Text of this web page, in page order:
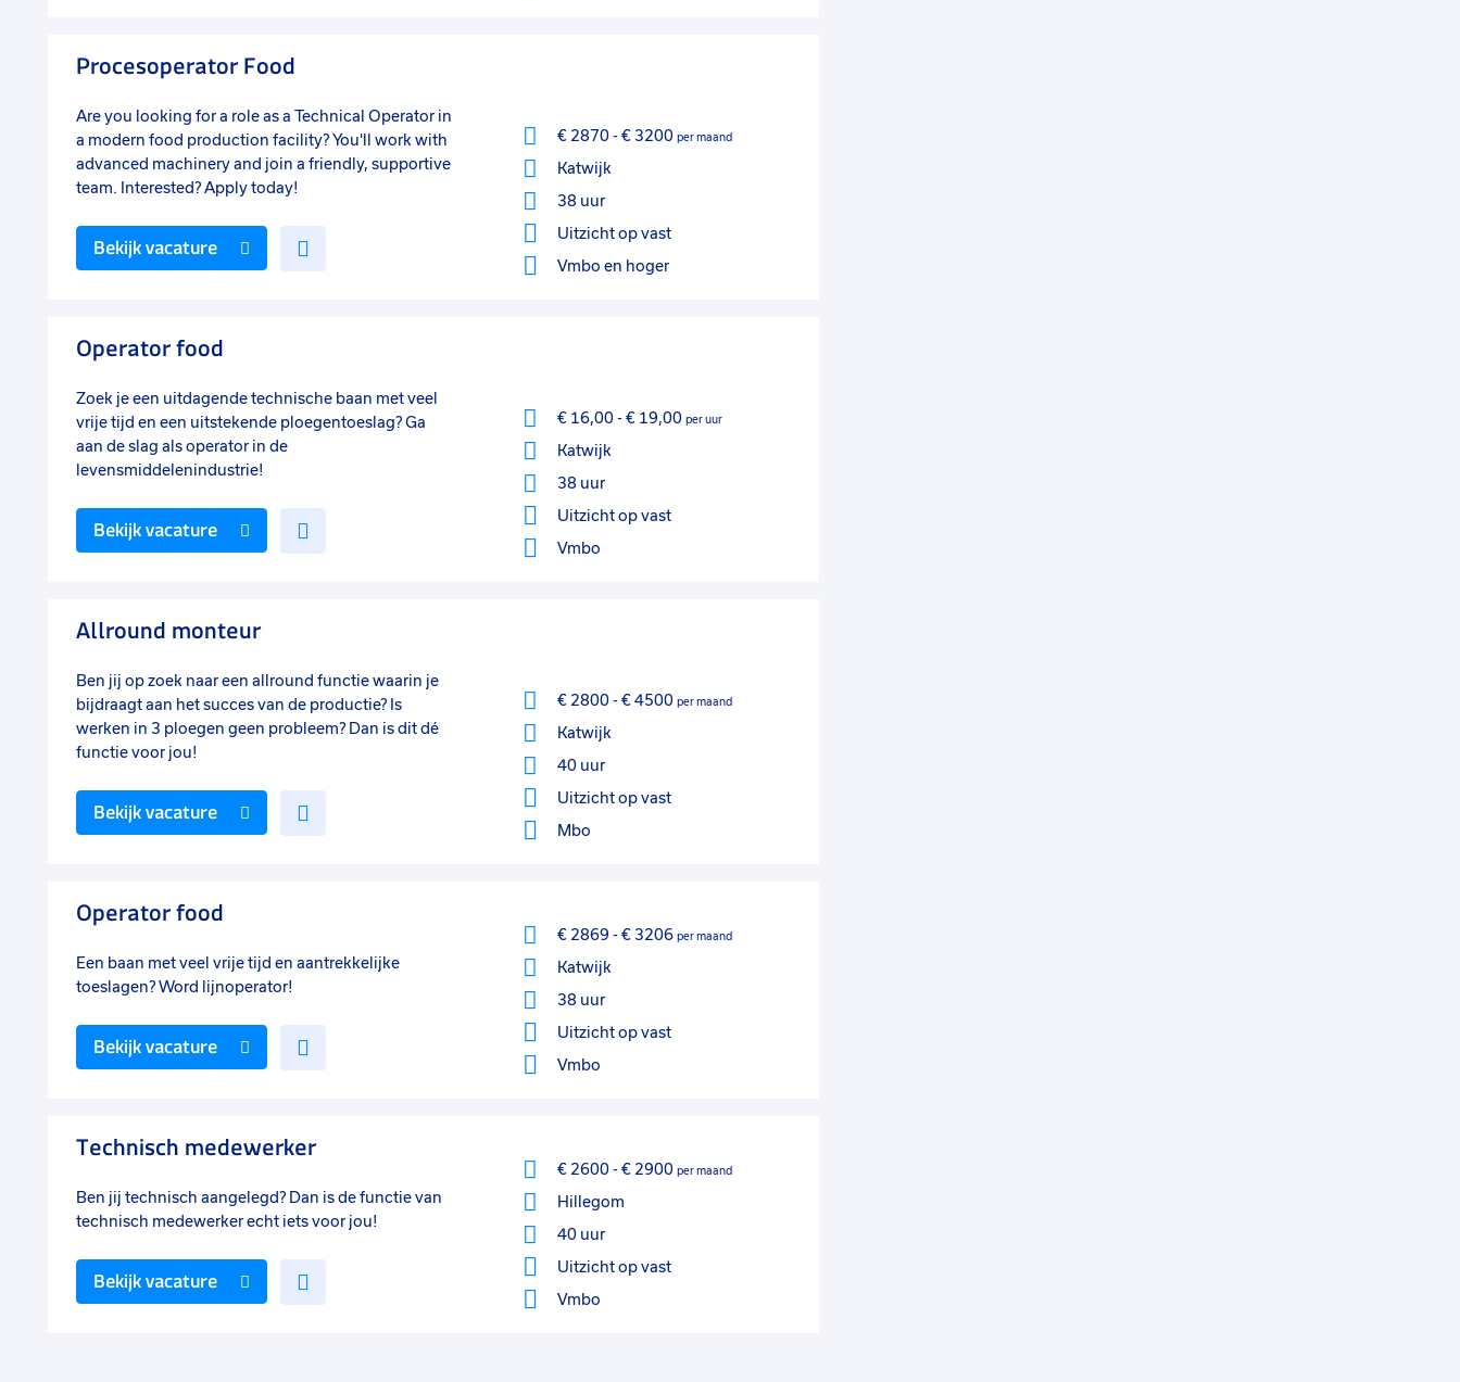
Procesoperator Food
Are you looking for a role as a Technical Operator in
a modern food production facility? You'll work with
advanced machinery and join a friendly, supportive
team. Interested? Apply today!
€ 2870- € 3200 per maand
Katwijk
38 uur
Uitzicht op vast
Vmbo en hoger
Bekijk vacature
Operator food
Zoek je een uitdagende technische baan met veel
vrije tijd en een uitstekende ploegentoeslag? Ga
aan de slag als operator in de
levensmiddelenindustrie!
€ 16,00- € 19,00 per uur
Katwijk
38 uur
Uitzicht op vast
Vmbo
Bekijk vacature
Allround monteur
Ben jij op zoek naar een allround functie waarin je
bijdraagt aan het succes van de productie? Is
werken in 3 ploegen geen probleem? Dan is dit dé
functie voor jou!
€ 2800- € 4500 per maand
Katwijk
40 uur
Uitzicht op vast
Mbo
Bekijk vacature
Operator food
Een baan met veel vrije tijd en aantrekkelijke
toeslagen? Word lijnoperator!
€ 2869 - € 3206 per maand
Katwijk
38 uur
Uitzicht op vast
Vmbo
Bekijk vacature
Technisch medewerker
Ben jij technisch aangelegd? Dan is de functie van
technisch medewerker echt iets voor jou!
€ 2600- € 2900 per maand
Hillegom
40 uur
Uitzicht op vast
Vmbo
Bekijk vacature